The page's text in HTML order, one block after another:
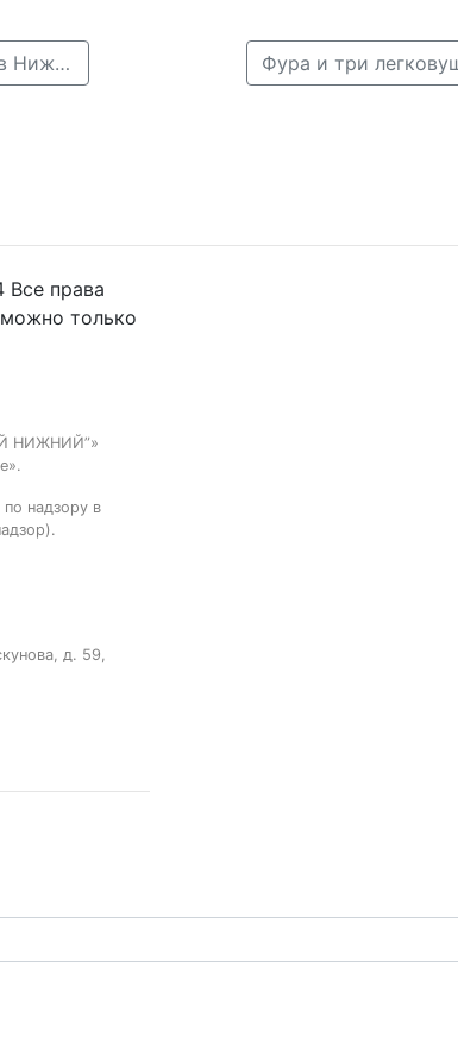
← Виновника ДТП с пятью погибшими заключили под стражу в Нижнем Новгороде
права
только
НИЖНИЙ”»
надзору в
д. 59,